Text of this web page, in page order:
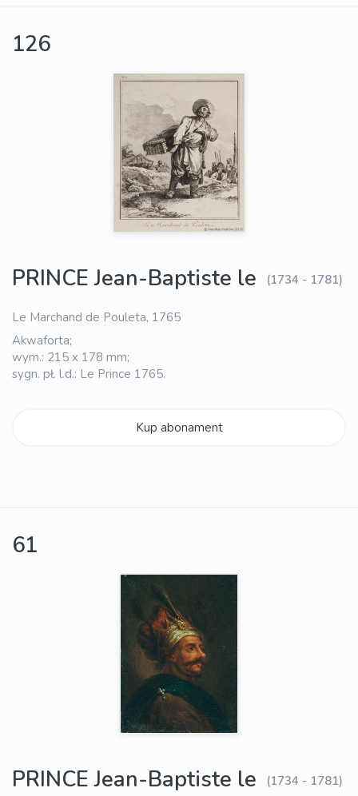
126
PRINCE Jean-Baptiste le (1734 - 1781)
Le Marchand de Pouleta, 1765
Akwaforta;
wym.: 215 x 178 mm;
sygn. pł. l.d.: Le Prince 1765.
Kup abonament
61
PRINCE Jean-Baptiste le (1734 - 1781)